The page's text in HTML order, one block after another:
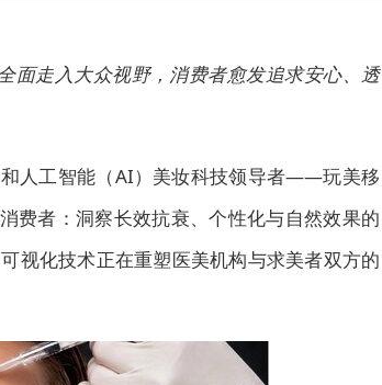
面走入大众视野，消费者愈发追求安心、透
人工智能（AI）美妆科技领导者——玩美移
费者：洞察长效抗衰、个性化与自然效果的
视化技术正在重塑医美机构与求美者双方的